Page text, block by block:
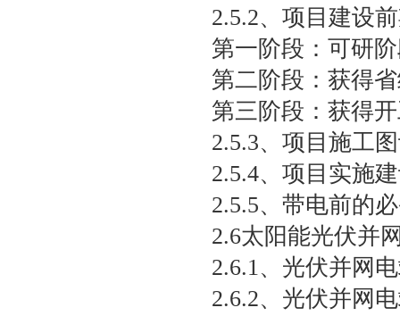
2.5.2、项目建设
第一阶段：可研
第二阶段：获得
第三阶段：获得
2.5.3、项目施工
2.5.4、项目实施
2.5.5、带电前的
2.6太阳能光伏并
2.6.1、光伏并网
2.6.2、光伏并网